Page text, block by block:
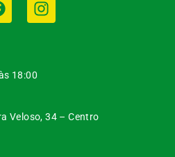
18:00
Veloso, 34 – Centro